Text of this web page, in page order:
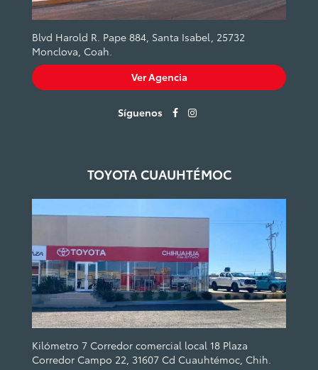
Blvd Harold R. Pape 884, Santa Isabel, 25732
Monclova, Coah.
Ver Agencia
Síguenos
TOYOTA CUAUHTÉMOC
Kilómetro 7 Corredor comercial local 18 Plaza
Corredor Campo 22, 31607 Cd Cuauhtémoc, Chih.